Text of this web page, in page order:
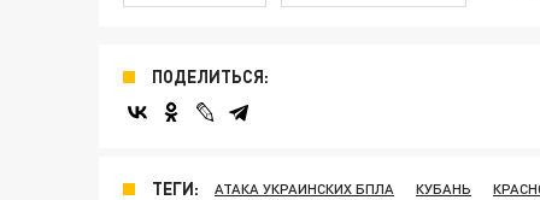
ПОДЕЛИТЬСЯ:
ТЕГИ: АТАКА УКРАИНСКИХ БПЛА КУБАНЬ